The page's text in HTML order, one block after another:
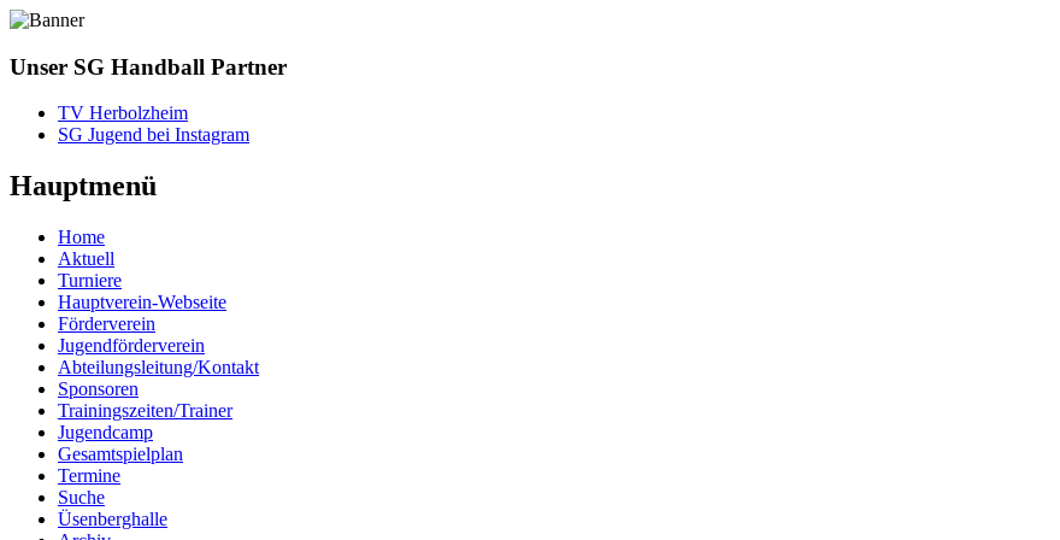
Unser SG Handball Partner
TV Herbolzheim
SG Jugend bei Instagram
Hauptmenü
Home
Aktuell
Turniere
Hauptverein-Webseite
Förderverein
Jugendförderverein
Abteilungsleitung/Kontakt
Sponsoren
Trainingszeiten/Trainer
Jugendcamp
Gesamtspielplan
Termine
Suche
Üsenberghalle